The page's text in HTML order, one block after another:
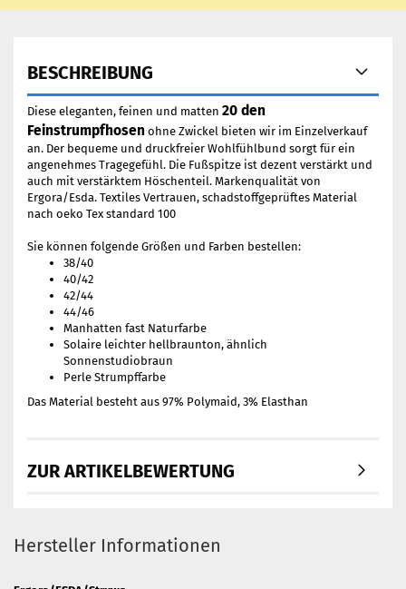
BESCHREIBUNG
Diese eleganten, feinen und matten 20 den
Feinstrumpfhosen ohne Zwickel bieten wir im Einzelverkauf
an. Der bequeme und druckfreier Wohlfühlbund sorgt für ein
angenehmes Tragegefühl. Die Fußspitze ist dezent verstärkt und
auch mit verstärktem Höschenteil. Markenqualität von
Ergora/Esda. Textiles Vertrauen, schadstoffgeprüftes Material
nach oeko Tex standard 100
Sie können folgende Größen und Farben bestellen:
38/40
40/42
42/44
44/46
Manhatten fast Naturfarbe
Solaire leichter hellbraunton, ähnlich
Sonnenstudiobraun
Perle Strumpffarbe
Das Material besteht aus 97% Polymaid, 3% Elasthan
ZUR ARTIKELBEWERTUNG
Hersteller Informationen